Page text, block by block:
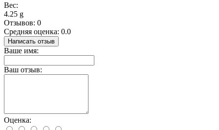
Вес:
4.25 g
Отзывов: 0
Средняя оценка: 0.0
Написать отзыв
Ваше имя:
Ваш отзыв:
Оценка: